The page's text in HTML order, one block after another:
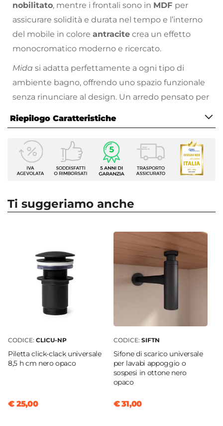
nobilitato, mentre i frontali sono in MDF per
assicurare solidità e durata nel tempo e l’interno
del mobile in colore antracite crea un effetto
monocromatico moderno e ricercato.
Mida si adatta perfettamente a ogni tipo di
ambiente bagno, offrendo uno spazio funzionale
senza rinunciare al design. Un arredo pensato per
soluzione.
Riepilogo Caratteristiche
Caratteristiche Mobile
Larghezza
159,6 cm
Altezza
Struttura
Ante
Legno nobilitato
Frontale
Sistema Di Apertura
Maniglia
Colore Maniglie E Pomelli
Ti suggeriamo anche
CODICE: CLICU-NP
Piletta click-clack universale
8,5 h cm nero opaco
€ 25,00
CODICE: SIFTN
Sifone di scarico universale
per lavabi appoggio o
sospesi in ottone nero
opaco
€ 31,00